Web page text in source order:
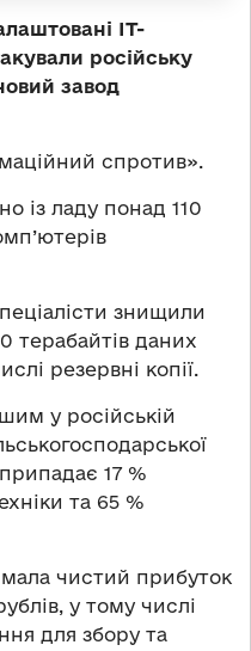
ІТ-
російську
завод
спротив».
із ладу понад 110
знищили
терабайтів даних
резервні копії.
у російській
17 %
та 65 %
чистий прибуток
у тому числі
для збору та